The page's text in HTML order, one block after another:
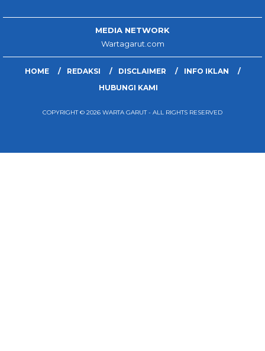
MEDIA NETWORK
Wartagarut.com
HOME REDAKSI DISCLAIMER
INFO IKLAN
HUBUNGI KAMI
COPYRIGHT © 2026 WARTA GARUT - ALL RIGHTS RESERVED